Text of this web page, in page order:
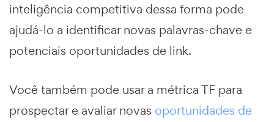
inteligência competitiva dessa forma pode
ajudá-lo a identificar novas palavras-chave e
potenciais oportunidades de link.
Você também pode usar a métrica TF para
prospectar e avaliar novas oportunidades de